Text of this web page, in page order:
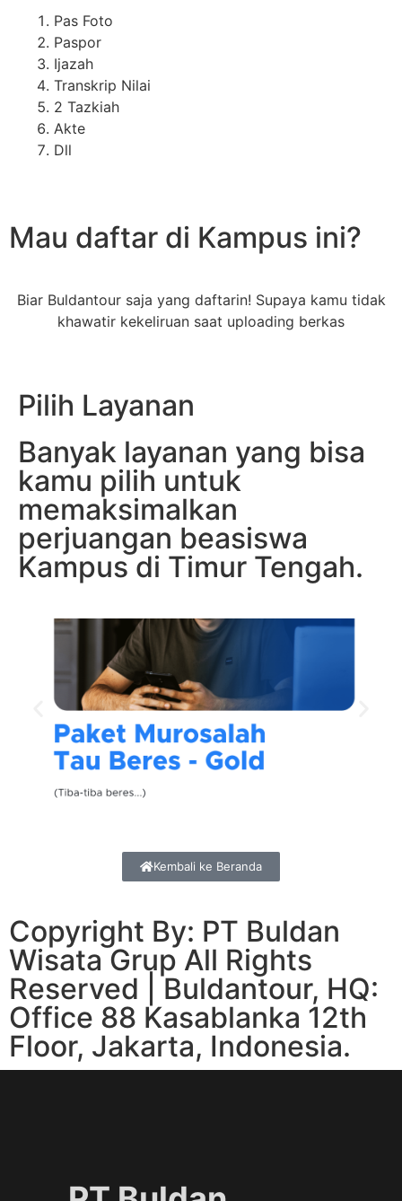
Pas Foto
Paspor
Ijazah
Transkrip Nilai
2 Tazkiah
Akte
Dll
Mau daftar di Kampus ini?
Biar Buldantour saja yang daftarin! Supaya kamu tidak
khawatir kekeliruan saat uploading berkas
Pilih Layanan
Banyak layanan yang bisa
kamu pilih untuk
memaksimalkan
perjuangan beasiswa
Kampus di Timur Tengah.
Kembali ke Beranda
Copyright By: PT Buldan
Wisata Grup All Rights
Reserved | Buldantour, HQ:
Office 88 Kasablanka 12th
Floor, Jakarta, Indonesia.